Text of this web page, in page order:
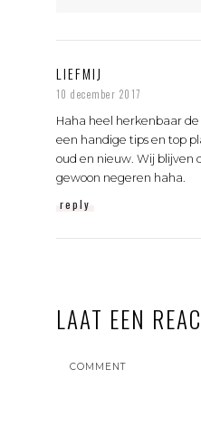
LIEFMIJ
10 december 2017
Haha heel herkenbaar
een handige tips en top
oud en nieuw. Wij blijven
gewoon negeren haha.
reply
LAAT EEN